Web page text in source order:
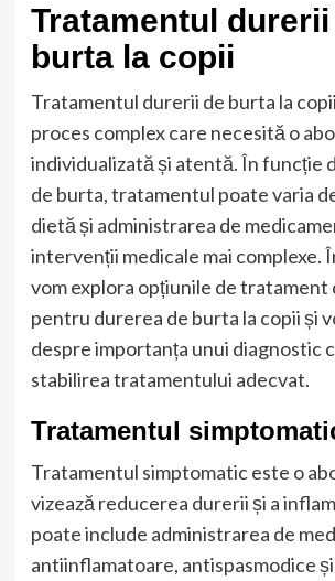
Tratamentul durerii
burta la copii
Tratamentul durerii de burta la
proces complex care necesită o
individualizată și atentă. În funcție
de burta, tratamentul poate varia
dietă și administrarea de
intervenții medicale mai complexe.
vom explora opțiunile de tratament
pentru durerea de burta la copii și
despre importanța unui diagnostic
stabilirea tratamentului adecvat.
Tratamentul
Tratamentul simptomatic este o
vizează reducerea durerii și a
poate include administrarea de
antiinflamatoare, antispasmodice